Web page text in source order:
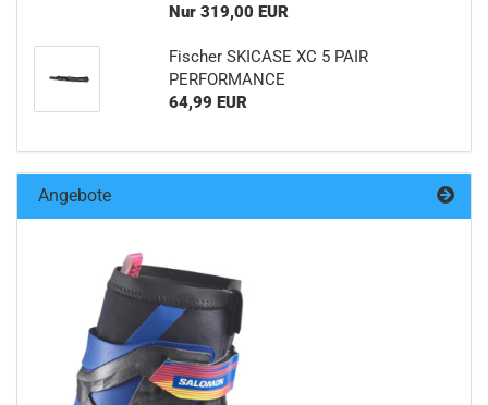
Nur 319,00 EUR
Fischer SKICASE XC 5 PAIR
PERFORMANCE
64,99 EUR
Angebote